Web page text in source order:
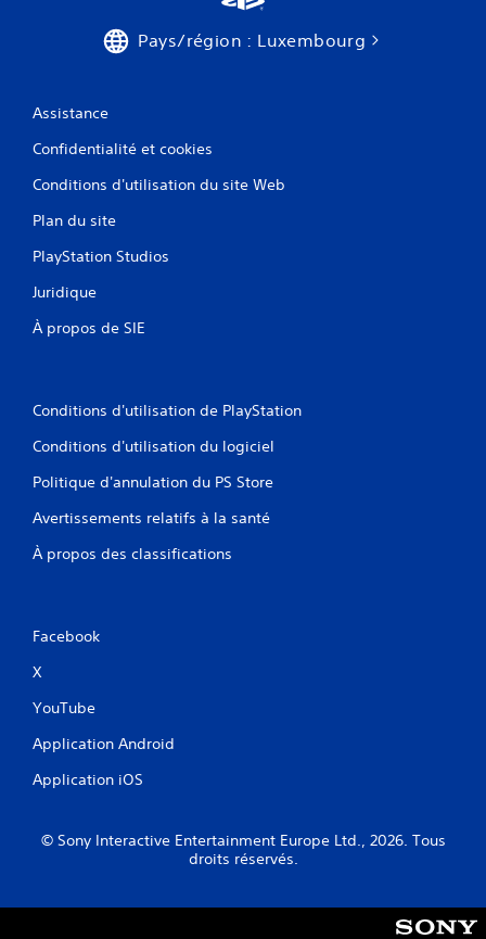
Pays/région : Luxembourg
Assistance
Confidentialité et cookies
Conditions d'utilisation du site Web
Plan du site
PlayStation Studios
Juridique
À propos de SIE
Conditions d'utilisation de PlayStation
Conditions d'utilisation du logiciel
Politique d'annulation du PS Store
Avertissements relatifs à la santé
À propos des classifications
Facebook
X
YouTube
Application Android
Application iOS
© Sony Interactive Entertainment Europe Ltd., 2026. Tous
droits réservés.